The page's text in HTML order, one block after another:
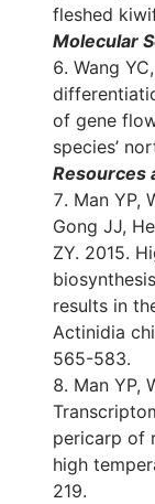
fleshed
Molecular
Wang
of gene
species’
Resources
Man YP,
Gong JJ,
ZY. 2015.
results in
Actinidia
565-583.
Man YP,
pericarp of
high
219.